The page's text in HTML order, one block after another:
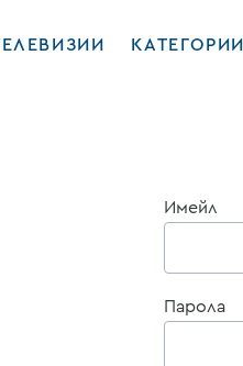
КАТЕГОРИИ
Имейл
Парола